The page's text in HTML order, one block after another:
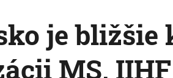
je bližšie
MS,